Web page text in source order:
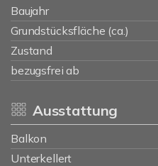
Baujahr
Grundstücksfläche (ca.)
Zustand
bezugsfrei ab
Ausstattung
Balkon
Unterkellert